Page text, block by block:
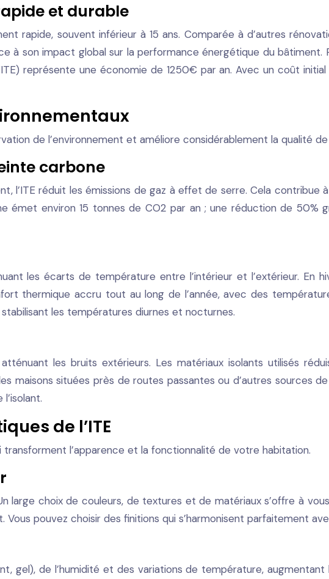
et durable
rapide, souvent inférieur à 15 ans. Comparée à d’autres
à son impact global sur la performance énergétique du
représente une économie de 1250€ par an. Avec un coût
de l’environnement et améliore considérablement la qualité
carbone
l’ITE réduit les émissions de gaz à effet de serre. Cela
émet environ 15 tonnes de CO2 par an ; une réduction de 50%
les écarts de température entre l’intérieur et l’extérieur. En
thermique accru tout au long de l’année, avec des
les températures diurnes et nocturnes.
les bruits extérieurs. Les matériaux isolants utilisés
maisons situées près de routes passantes ou d’autres sources
de l’ITE
l’apparence et la fonctionnalité de votre habitation.
large choix de couleurs, de textures et de matériaux s’offre à
pouvez choisir des finitions qui s’harmonisent parfaitement
gel), de l’humidité et des variations de température,